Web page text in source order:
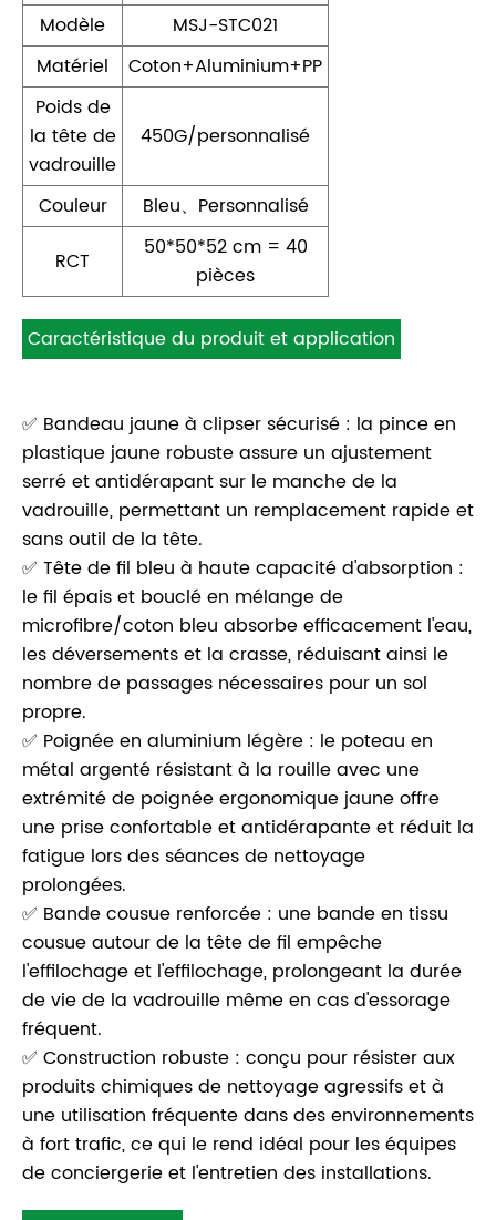
Modèle
MSJ-STC021
Matériel
Coton+Aluminium+PP
Poids de
la tête de
vadrouille
450G/personnalisé
Couleur
Bleu、Personnalisé
RCT
50*50*52 cm = 40
pièces
Caractéristique du produit et application
✅ Bandeau jaune à clipser sécurisé : la pince en
plastique jaune robuste assure un ajustement
serré et antidérapant sur le manche de la
vadrouille, permettant un remplacement rapide et
sans outil de la tête.
✅ Tête de fil bleu à haute capacité d'absorption :
le fil épais et bouclé en mélange de
microfibre/coton bleu absorbe efficacement l'eau,
les déversements et la crasse, réduisant ainsi le
nombre de passages nécessaires pour un sol
propre.
✅ Poignée en aluminium légère : le poteau en
métal argenté résistant à la rouille avec une
extrémité de poignée ergonomique jaune offre
une prise confortable et antidérapante et réduit la
fatigue lors des séances de nettoyage
prolongées.
✅ Bande cousue renforcée : une bande en tissu
cousue autour de la tête de fil empêche
l'effilochage et l'effilochage, prolongeant la durée
de vie de la vadrouille même en cas d'essorage
fréquent.
✅ Construction robuste : conçu pour résister aux
produits chimiques de nettoyage agressifs et à
une utilisation fréquente dans des environnements
à fort trafic, ce qui le rend idéal pour les équipes
de conciergerie et l'entretien des installations.